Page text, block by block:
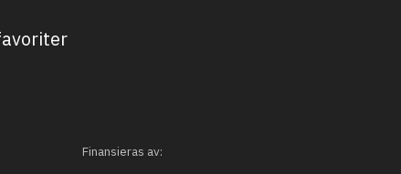
Finansieras av: